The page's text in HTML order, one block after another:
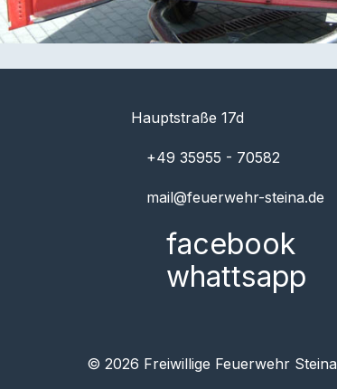
Hauptstraße 17d
+49 35955 - 70582
mail@feuerwehr-steina.de
facebook
whattsapp
© 2026 Freiwillige Feuerwehr Steina